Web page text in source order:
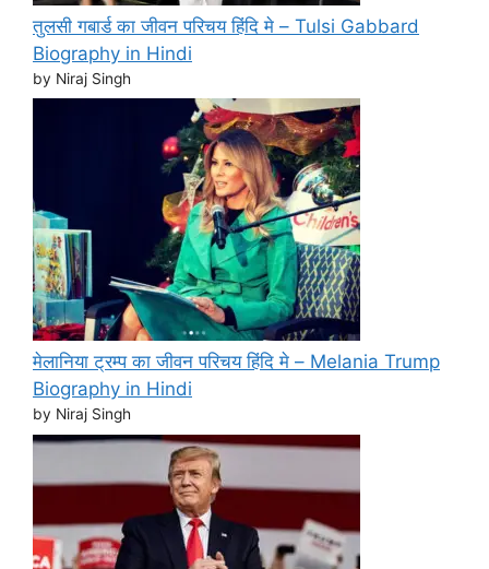
तुलसी गबार्ड का जीवन परिचय हिंदि मे – Tulsi Gabbard
Biography in Hindi
by Niraj Singh
मेलानिया ट्रम्प का जीवन परिचय हिंदि मे – Melania Trump
Biography in Hindi
by Niraj Singh